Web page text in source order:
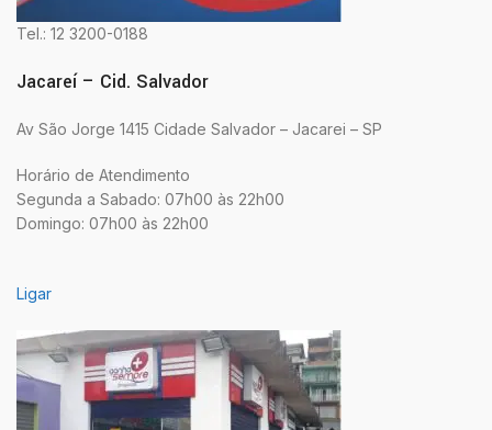
Tel.: 12 3200-0188
Jacareí – Cid. Salvador
Av São Jorge 1415 Cidade Salvador – Jacarei – SP
Horário de Atendimento
Segunda a Sabado: 07h00 às 22h00
Domingo: 07h00 às 22h00
Ligar